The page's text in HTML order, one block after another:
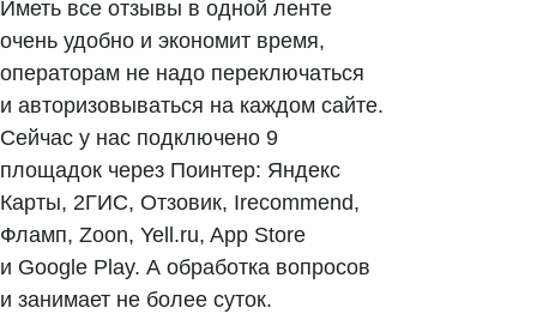
Иметь все отзывы в одной ленте
очень удобно и экономит время,
операторам не надо переключаться
и авторизовываться на каждом сайте.
Сейчас у нас подключено 9
площадок через Поинтер: Яндекс
Карты, 2ГИС, Отзовик, Irecommend,
Фламп, Zoon, Yell.ru, App Store
и Google Play. А обработка вопросов
и занимает не более суток.
Обработка отзывов
Ответы с помощью ChatGPT
Теги и автоответы
Сообщения
Статистика по отзывам
Интеграции